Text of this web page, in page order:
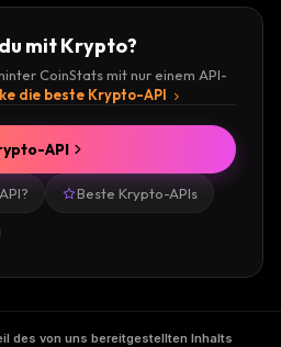
mit Krypto?
CoinStats mit nur einem API-
die beste Krypto-API
Beste Krypto-APIs
API
des von uns bereitgestellten Inhalts